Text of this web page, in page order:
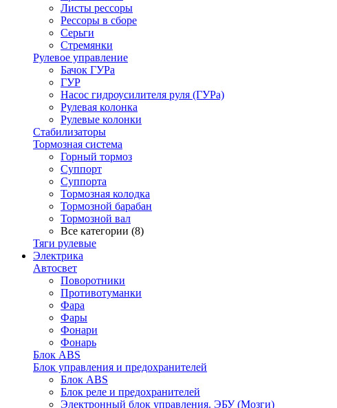
Листы рессоры
Рессоры в сборе
Серьги
Стремянки
Рулевое управление
Бачок ГУРа
ГУР
Насос гидроусилителя руля (ГУРа)
Рулевая колонка
Рулевые колонки
Стабилизаторы
Тормозная система
Горный тормоз
Суппорт
Суппорта
Тормозная колодка
Тормозной барабан
Тормозной вал
Все категории (8)
Тяги рулевые
Электрика
Автосвет
Поворотники
Противотуманки
Фара
Фары
Фонари
Фонарь
Блок ABS
Блок управления и предохранителей
Блок ABS
Блок реле и предохранителей
Электронный блок управления. ЭБУ (Мозги)